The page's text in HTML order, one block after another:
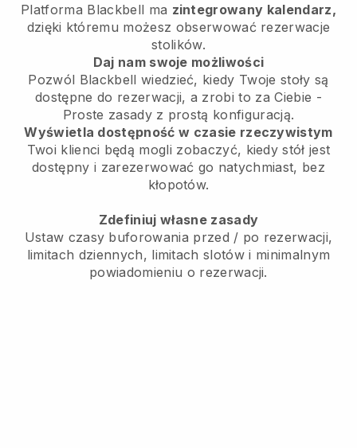
Platforma Blackbell ma zintegrowany kalendarz,
dzięki któremu możesz obserwować rezerwacje
stolików.
Daj nam swoje możliwości
Pozwól Blackbell wiedzieć, kiedy Twoje stoły są
dostępne do rezerwacji, a zrobi to za Ciebie -
Proste zasady z prostą konfiguracją.
Wyświetla dostępność w czasie rzeczywistym
Twoi klienci będą mogli zobaczyć, kiedy stół jest
dostępny i zarezerwować go natychmiast, bez
kłopotów.
Zdefiniuj własne zasady
Ustaw czasy buforowania przed / po rezerwacji,
limitach dziennych, limitach slotów i minimalnym
powiadomieniu o rezerwacji.